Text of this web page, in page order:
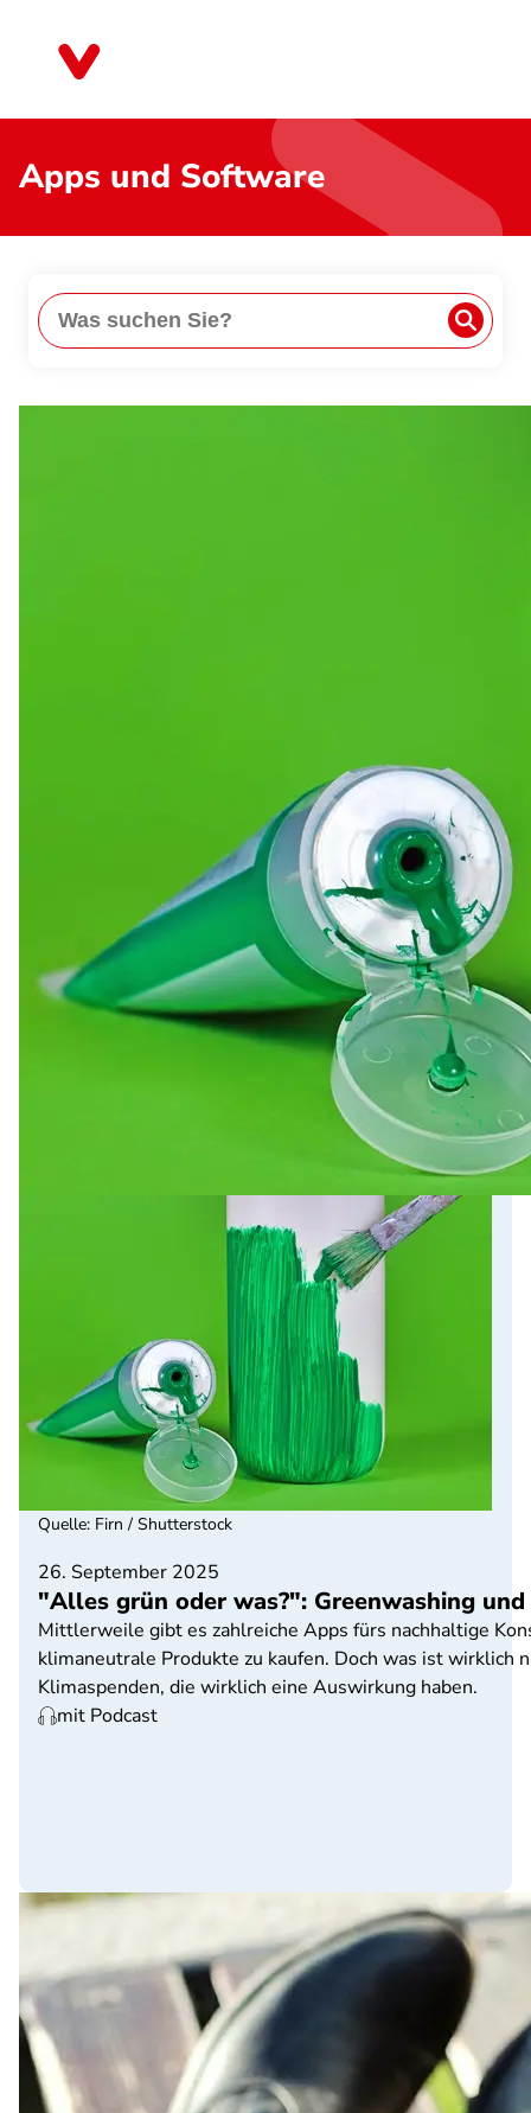
Apps und Software
26. September 2025
"Alles grün oder was?": Greenwashing
Mittlerweile gibt es zahlreiche Apps fürs nachhaltige
klimaneutrale Produkte zu kaufen. Doch was ist wirklich
Klimaspenden, die wirklich eine Auswirkung haben.
mit Podcast
Quelle: Firn / Shutterstock